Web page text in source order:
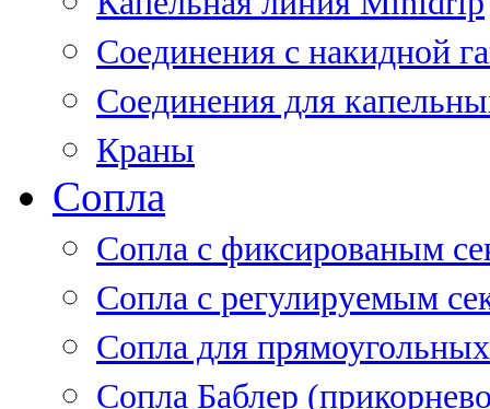
Соединения с накидной
Соединения для
Краны
Сопла
Cопла с фиксированым
Сопла с регулируемым
Сопла для
Сопла Баблер